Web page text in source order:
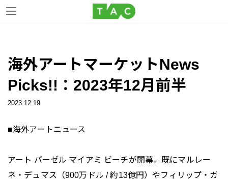
海外アートマーケットNews
Picks!!：2023年12月前半
2023.12.19
■海外アートニュース
アート バーゼル マイアミ ビーチが開幕。既にマルレー
ネ・デュマス（900万ドル / 約13億円）やフィリップ・ガ